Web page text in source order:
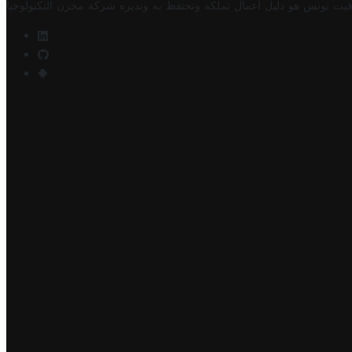
تونس هو دليل أعمال تملكه وتحتفظ به وتديره شركة مخزن التكنولوجيا